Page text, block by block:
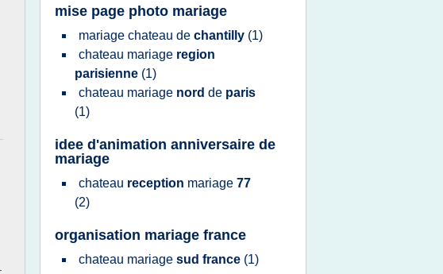
mise page photo mariage
mariage chateau de chantilly (1)
chateau mariage region
parisienne (1)
chateau mariage nord de paris
(1)
idee d'animation anniversaire de
mariage
chateau reception mariage 77
(2)
organisation mariage france
chateau mariage sud france (1)